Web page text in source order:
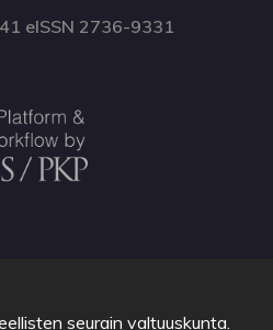
eISSN 2736-9331
seurain valtuuskunta